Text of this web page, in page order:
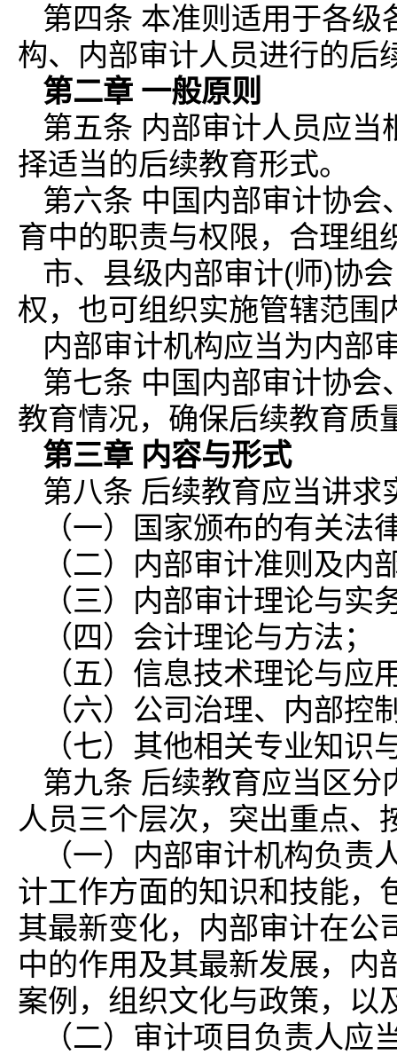
第四条 本准则适用于各级
构、内部审计人员进行的后
第二章 一般原则
第五条 内部审计人员应
择适当的后续教育形式。
第六条 中国内部审计协会
育中的职责与权限，合理组
市、县级内部审计(师)协
权，也可组织实施管辖范围
内部审计机构应当为内部
第七条 中国内部审计协会
教育情况，确保后续教育质
第三章 内容与形式
第八条 后续教育应当讲求
（一）国家颁布的有关法
（二）内部审计准则及内
（三）内部审计理论与实
（四）会计理论与方法；
（五）信息技术理论与应
（六）公司治理、内部控
（七）其他相关专业知识
第九条 后续教育应当区
人员三个层次，突出重点、
（一）内部审计机构负
计工作方面的知识和技能，
其最新变化，内部审计在公
中的作用及其最新发展，内
案例，组织文化与政策，以
（二）审计项目负责人